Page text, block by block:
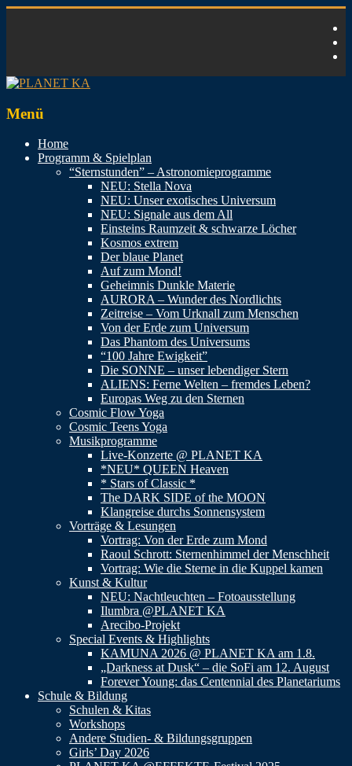
PLANET
Faszination
Menü
Home
Programm & Spielplan
“Sternstunden” – Astronomieprogramme
NEU: Stella Nova
NEU: Unser exotisches Universum
NEU: Signale aus dem All
Einsteins Raumzeit & schwarze Löcher
Kosmos extrem
Der blaue Planet
Auf zum Mond!
Geheimnis Dunkle Materie
AURORA – Wunder des Nordlichts
Zeitreise – Vom Urknall zum Menschen
Von der Erde zum Universum
Das Phantom des Universums
“100 Jahre Ewigkeit”
Die SONNE – unser lebendiger Stern
ALIENS: Ferne Welten – fremdes Leben?
Europas Weg zu den Sternen
Cosmic Flow Yoga
Cosmic Teens Yoga
Musikprogramme
Live-Konzerte @ PLANET KA
*NEU* QUEEN Heaven
* Stars of Classic *
The DARK SIDE of the MOON
Klangreise durchs Sonnensystem
Vorträge & Lesungen
Vortrag: Von der Erde zum Mond
Raoul Schrott: Sternenhimmel der Menschheit
Vortrag: Wie die Sterne in die Kuppel kamen
Kunst & Kultur
NEU: Nachtleuchten – Fotoausstellung
Ilumbra @PLANET KA
Arecibo-Projekt
Special Events & Highlights
KAMUNA 2026 @ PLANET KA am 1.8.
„Darkness at Dusk“ – die SoFi am 12. August
Forever Young: das Centennial des Planetariums
Schule & Bildung
Schulen & Kitas
Workshops
Andere Studien- & Bildungsgruppen
Girls’ Day 2026